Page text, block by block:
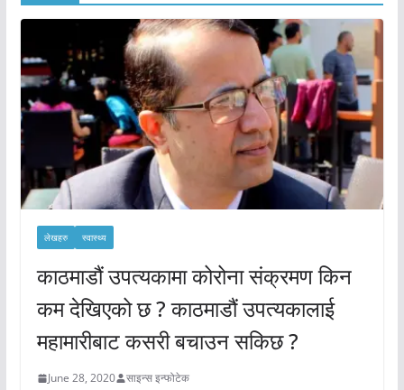
लेखहरु स्वास्थ्य
काठमाडौं उपत्यकामा कोरोना संक्रमण किन
कम देखिएको छ ? काठमाडौं उपत्यकालाई
महामारीबाट कसरी बचाउन सकिछ ?
June 28, 2020 साइन्स इन्फोटेक